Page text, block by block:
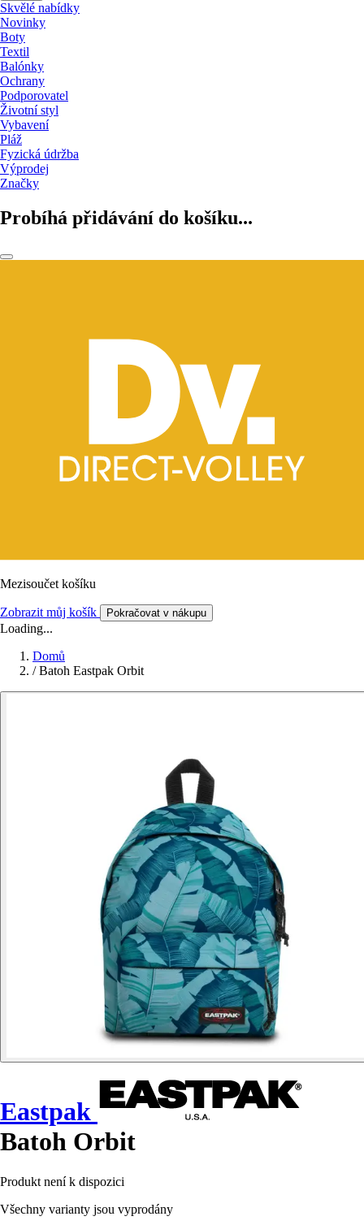
Skvělé nabídky
Novinky
Boty
Textil
Balónky
Ochrany
Podporovatel
Životní styl
Vybavení
Pláž
Fyzická údržba
Výprodej
Značky
Probíhá přidávání do košíku...
Mezisoučet košíku
Zobrazit můj košík Pokračovat v nákupu
Loading...
Domů
/ Batoh Eastpak Orbit
Eastpak
Batoh Orbit
Produkt není k dispozici
Všechny varianty jsou vyprodány